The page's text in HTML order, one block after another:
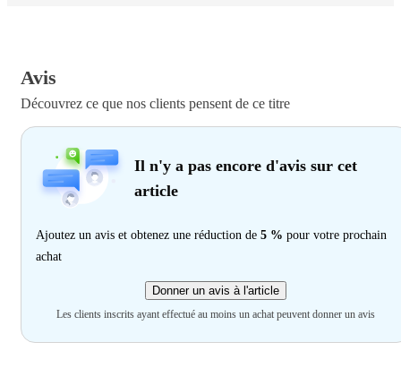
Avis
Découvrez ce que nos clients pensent de ce titre
Il n'y a pas encore d'avis sur cet
article
Ajoutez un avis et obtenez une réduction de 5 % pour votre prochain
achat
Donner un avis à l'article
Les clients inscrits ayant effectué au moins un achat peuvent donner un avis